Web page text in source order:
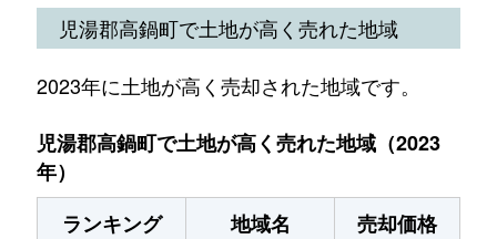
児湯郡高鍋町で土地が高く売れた地域
2023年に土地が高く売却された地域です。
児湯郡高鍋町で土地が高く売れた地域（2023
年）
ランキング
地域名
売却価格